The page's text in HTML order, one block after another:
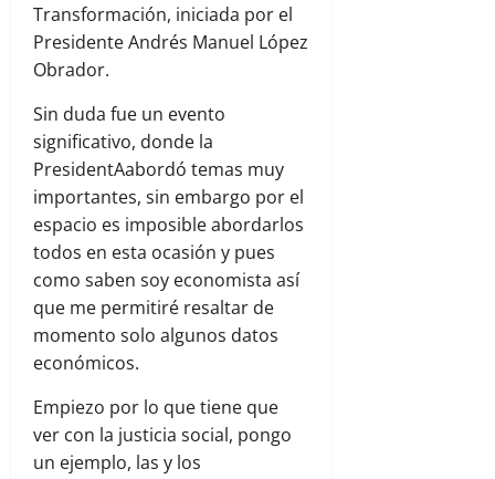
Transformación, iniciada por el
Presidente Andrés Manuel López
Obrador.
Sin duda fue un evento
significativo, donde la
PresidentAabordó temas muy
importantes, sin embargo por el
espacio es imposible abordarlos
todos en esta ocasión y pues
como saben soy economista así
que me permitiré resaltar de
momento solo algunos datos
económicos.
Empiezo por lo que tiene que
ver con la justicia social, pongo
un ejemplo, las y los